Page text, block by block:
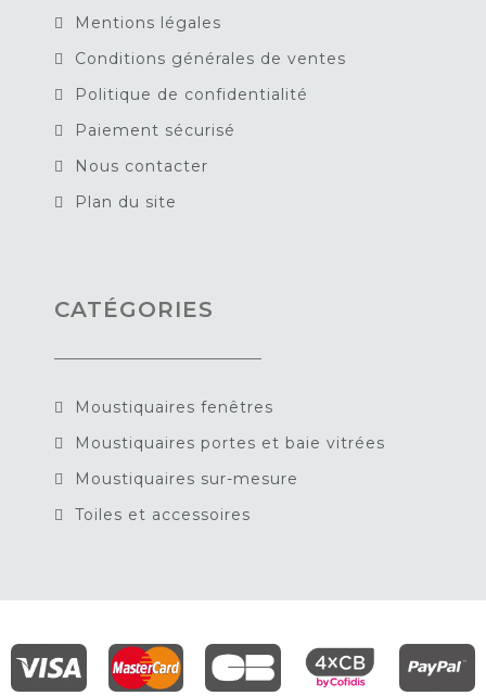
Mentions légales
Conditions générales de ventes
Politique de confidentialité
Paiement sécurisé
Nous contacter
Plan du site
CATÉGORIES
Moustiquaires fenêtres
Moustiquaires portes et baie vitrées
Moustiquaires sur-mesure
Toiles et accessoires